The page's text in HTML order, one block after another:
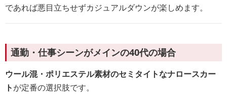
であれば悪目立ちせずカジュアルダウンが楽しめます。
通勤・仕事シーンがメインの40代の場合
ウール混・ポリエステル素材のセミタイトなナロースカー
トが定番の選択肢です。